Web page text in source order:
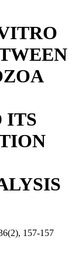
ITS
157-157